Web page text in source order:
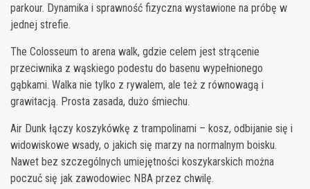
parkour. Dynamika i sprawność fizyczna wystawione na próbę w
jednej strefie.
The Colosseum to arena walk, gdzie celem jest strącenie
przeciwnika z wąskiego podestu do basenu wypełnionego
gąbkami. Walka nie tylko z rywalem, ale też z równowagą i
grawitacją. Prosta zasada, dużo śmiechu.
Air Dunk łączy koszykówkę z trampolinami – kosz, odbijanie się i
widowiskowe wsady, o jakich się marzy na normalnym boisku.
Nawet bez szczególnych umiejętności koszykarskich można
poczuć się jak zawodowiec NBA przez chwilę.